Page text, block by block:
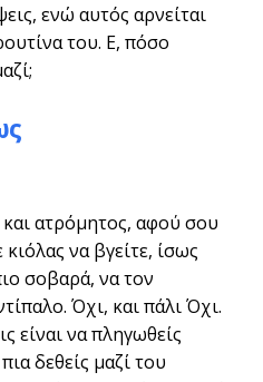
ενώ αυτός αρνείται
του. Ε, πόσο
και ατρόμητος, αφού σου
να βγείτε, ίσως
σοβαρά, να τον
Όχι, και πάλι Όχι.
είναι να πληγωθείς
δεθείς μαζί του